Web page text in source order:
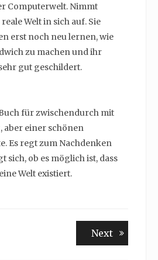
Computerwelt. Nimmt
Welt in sich auf. Sie
erst noch neu lernen, wie
zu machen und ihr
gut geschildert.
für zwischendurch mit
aber einer schönen
Es regt zum Nachdenken
sich, ob es möglich ist, dass
eine Welt existiert.
NextNext